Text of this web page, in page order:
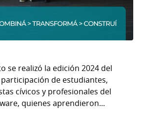
se realizó la edición 2024 del
de estudiantes,
cívicos y profesionales del
quienes aprendieron...